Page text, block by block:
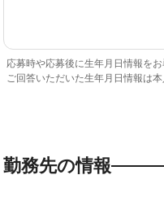
応募時や応募後に生年月日情報を
ご回答いただいた生年月日情報は
勤務先の情報